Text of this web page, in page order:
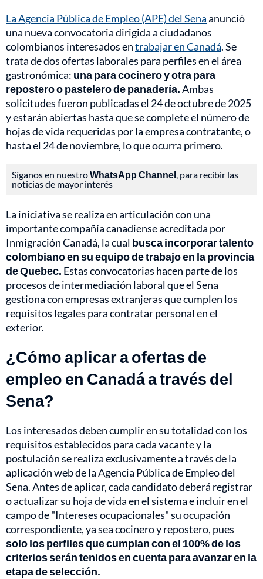
La Agencia Pública de Empleo (APE) del Senaanunció
una nueva convocatoria dirigida a ciudadanos
colombianos interesados entrabajar en Canadá. Se
trata de dos ofertas laborales para perfiles en el área
gastronómica: una para cocinero y otra para
repostero o pastelero de panadería.Ambas
solicitudes fueron publicadas el 24 de octubre de 2025
y estarán abiertas hasta que se complete el número de
hojas de vida requeridas por la empresa contratante, o
hasta el 24 de noviembre, lo que ocurra primero.
Síganos en nuestroWhatsApp Channel, para recibir las
noticias de mayor interés
La iniciativa se realiza en articulación con una
importante compañía canadiense acreditada por
Inmigración Canadá, la cual busca incorporar talento
colombiano en su equipo de trabajo en la provincia
de Quebec. Estas convocatorias hacen parte de los
procesos de intermediación laboral que el Sena
gestiona con empresas extranjeras que cumplen los
requisitos legales para contratar personal en el
exterior.
¿Cómo aplicar a ofertas de
empleo en Canadá a través del
Sena?
Los interesados deben cumplir en su totalidad con los
requisitos establecidos para cada vacante y la
postulación se realiza exclusivamente a través de la
aplicación web de la Agencia Pública de Empleo del
Sena. Antes de aplicar, cada candidato deberá registrar
o actualizar su hoja de vida en el sistema e incluir en el
campo de "Intereses ocupacionales" su ocupación
correspondiente, ya sea cocinero y repostero, pues
solo los perfiles que cumplan con el 100% de los
criterios serán tenidos en cuenta para avanzar en la
etapa de selección.